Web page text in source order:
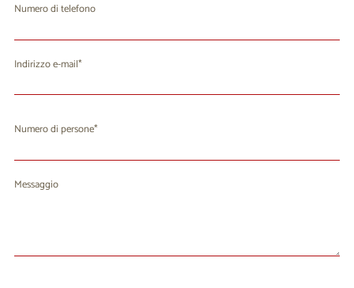
Numero di telefono
Indirizzo e-mail
Numero di persone
Messaggio